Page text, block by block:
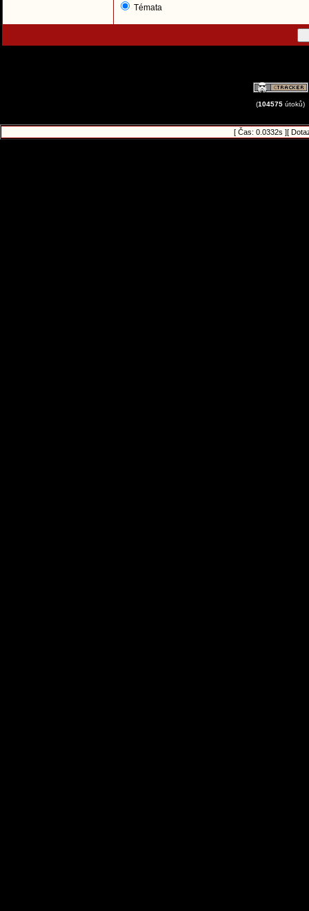
Témata
(104575 útoků)
[ Čas: 0.0332s ][